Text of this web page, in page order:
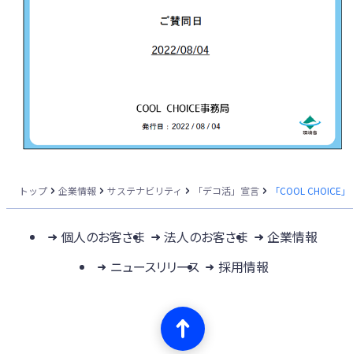
トップ 企業情報 サステナビリティ 「デコ活」宣言 「COOL CHOICE
個人のお客さま 法人のお客さま
企業情報
ニュースリリース
採用情報